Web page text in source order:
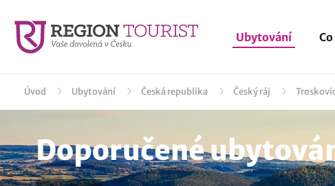
Ubytování
Úvod Ubytování Česká republika Český ráj
Doporučené